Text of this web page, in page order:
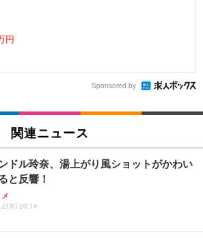
円
Sponsored by
関連ニュース
ドル玲奈、湯上がり風ショットがかわい
と反響！
木) 20:14